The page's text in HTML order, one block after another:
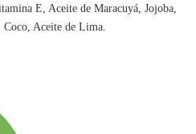
E, Aceite de Maracuyá, Jojoba,
Aceite de Lima.